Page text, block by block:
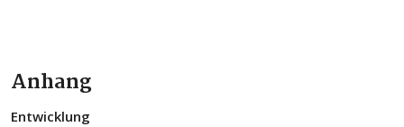
Anhang
Entwicklung